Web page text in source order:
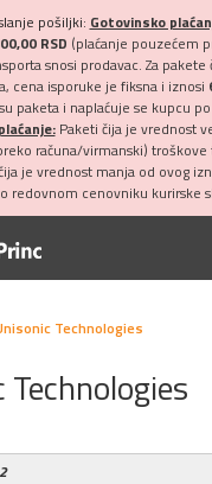
pošiljki: Gotovinsko
RSD (plaćanje pouzećem
snosi prodavac. Za
cena isporuke je fiksna i iznosi
paketa i naplaćuje se kupcu
Paketi čija je vrednost
računa/virmanski) troškove
je vrednost manja od ovog
redovnom cenovniku kurirske
Technologies
Technologies